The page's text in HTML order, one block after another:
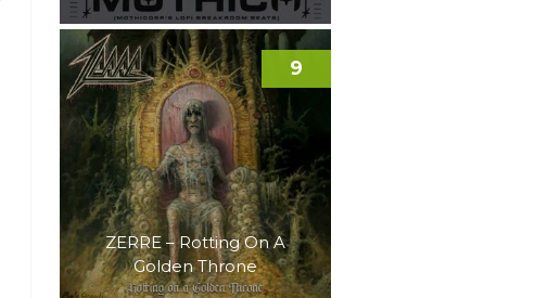
ZERRE – Rotting On A
Golden Throne
9